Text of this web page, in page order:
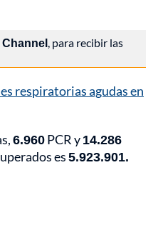
, para recibir las
respiratorias agudas en
6.960PCR y14.286
es5.923.901.